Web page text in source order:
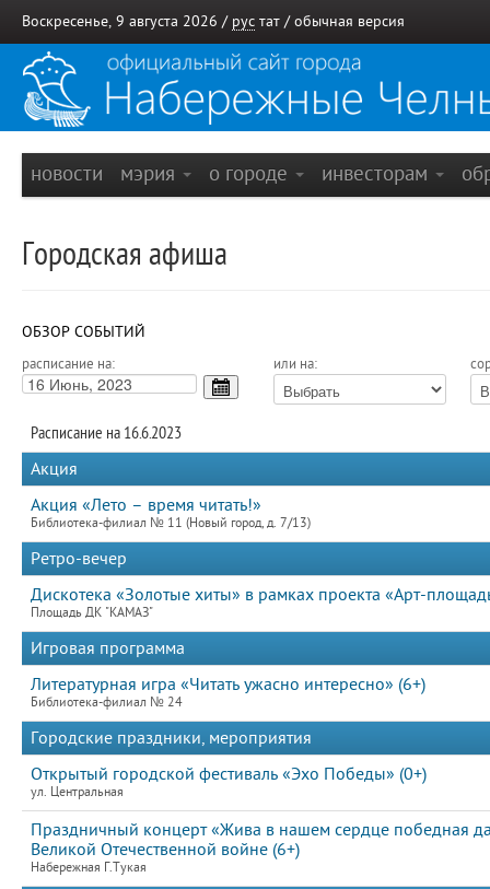
Воскресенье, 9 августа 2026 / рус тат / обычная версия
новости мэрия о городе инвесторам
Городская афиша
ОБЗОР СОБЫТИЙ
расписание на: или на:
Расписание на 16.6.2023
Акция
Акция «Лето – время читать!»
Библиотека-филиал № 11 (Новый город, д. 7/13)
Ретро-вечер
Дискотека «Золотые хиты» в рамках проекта «Арт-
Площадь ДК "КАМАЗ"
Игровая программа
Литературная игра «Читать ужасно интересно» (6+)
Библиотека-филиал № 24
Городские праздники, мероприятия
Открытый городской фестиваль «Эхо Победы» (0+)
ул. Центральная
Праздничный концерт «Жива в нашем сердце победная
Великой Отечественной войне (6+)
Набережная Г.Тукая